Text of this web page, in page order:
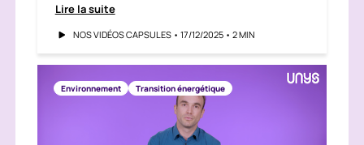
Lire la suite
NOS VIDÉOS CAPSULES • 17/12/2025 • 2 MIN
Environnement Transition énergétique